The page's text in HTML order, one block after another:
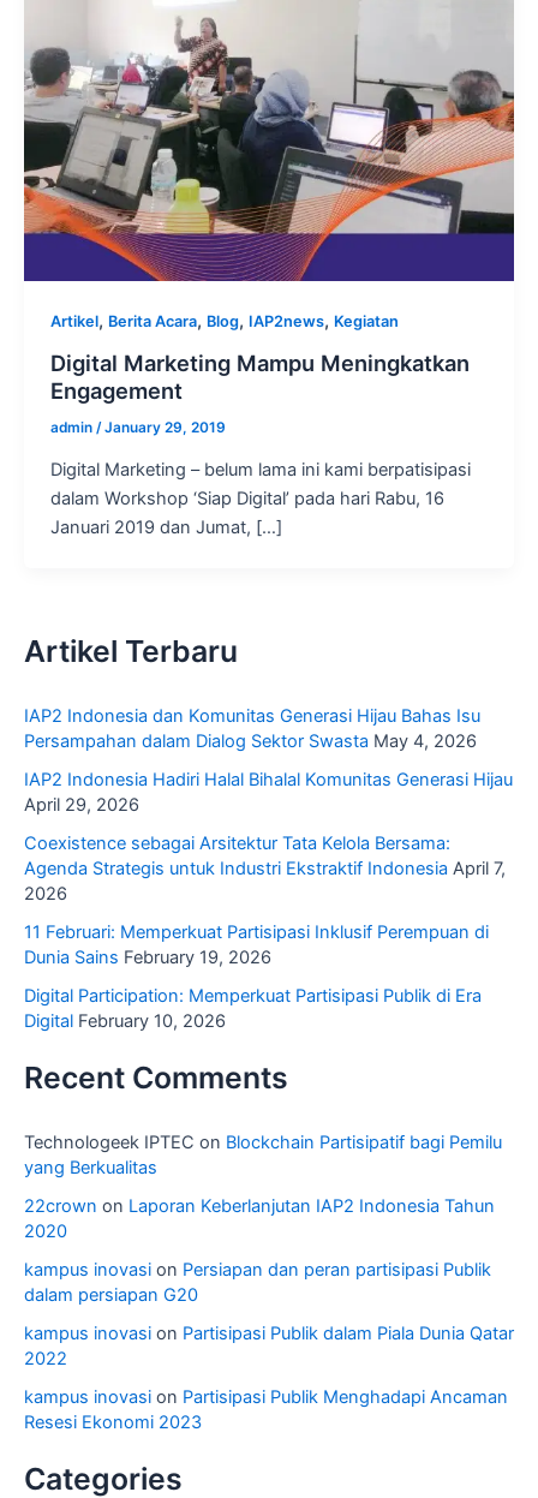
Artikel, Berita Acara, Blog, IAP2news, Kegiatan
Digital Marketing Mampu Meningkatkan
Engagement
admin /January 29, 2019
Digital Marketing – belum lama ini kami berpatisipasi
dalam Workshop ‘Siap Digital’ pada hari Rabu, 16
Januari 2019 dan Jumat, […]
Artikel Terbaru
IAP2 Indonesia dan Komunitas Generasi Hijau Bahas Isu
Persampahan dalam Dialog Sektor Swasta May 4, 2026
IAP2 Indonesia Hadiri Halal Bihalal Komunitas Generasi Hijau
April 29, 2026
Coexistence sebagai Arsitektur Tata Kelola Bersama:
Agenda Strategis untuk Industri Ekstraktif Indonesia April 7,
2026
11 Februari: Memperkuat Partisipasi Inklusif Perempuan di
Dunia Sains February 19, 2026
Digital Participation: Memperkuat Partisipasi Publik di Era
Digital February 10, 2026
Recent Comments
Technologeek IPTEC on Blockchain Partisipatif bagi Pemilu
yang Berkualitas
22crown on Laporan Keberlanjutan IAP2 Indonesia Tahun
2020
kampus inovasi on Persiapan dan peran partisipasi Publik
dalam persiapan G20
kampus inovasi on Partisipasi Publik dalam Piala Dunia Qatar
2022
kampus inovasi on Partisipasi Publik Menghadapi Ancaman
Resesi Ekonomi 2023
Categories